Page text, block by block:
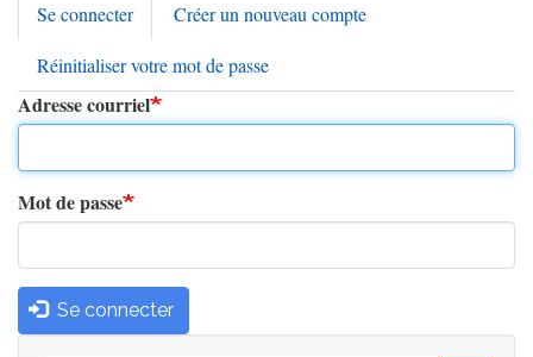
Onglets
principaux
Se connecter(onglet
actif)
Créer un nouveau compte
Réinitialiser votre mot de passe
Adresse courriel
Mot de passe
Se connecter